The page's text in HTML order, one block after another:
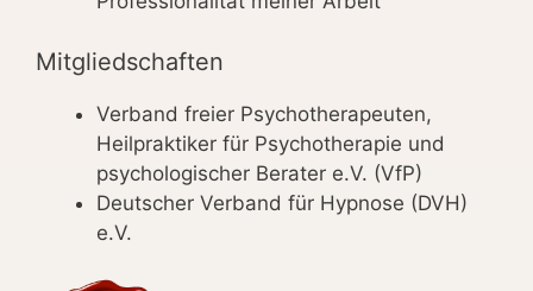
Mitgliedschaften
Verband freier Psychotherapeuten,
Heilpraktiker für Psychotherapie und
psychologischer Berater e.V. (VfP)
Deutscher Verband für Hypnose (DVH)
e.V.